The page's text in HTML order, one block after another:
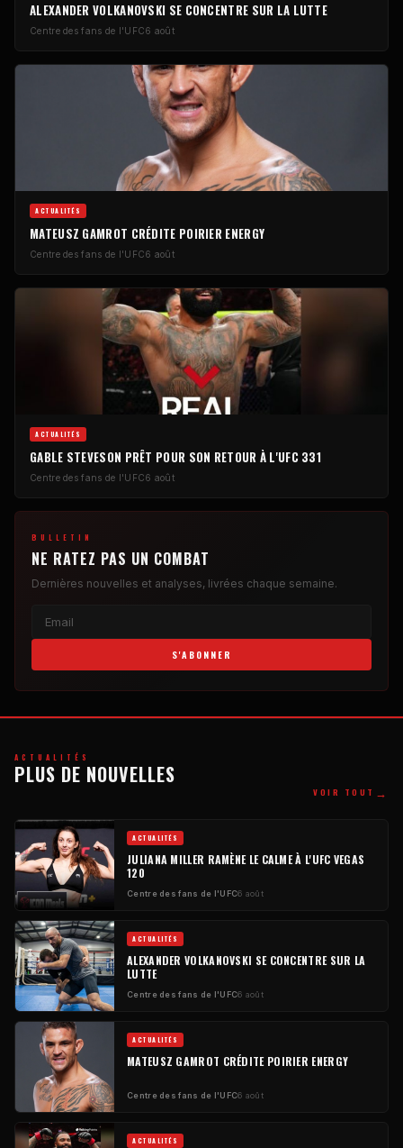
ALEXANDER VOLKANOVSKI SE CONCENTRE SUR LA LUTTE
Centre des fans de l'UFC6 août
ACTUALITÉS
MATEUSZ GAMROT CRÉDITE POIRIER ENERGY
Centre des fans de l'UFC6 août
ACTUALITÉS
GABLE STEVESON PRÊT POUR SON RETOUR À L'UFC 331
Centre des fans de l'UFC6 août
BULLETIN
NE RATEZ PAS UN COMBAT
Dernières nouvelles et analyses, livrées chaque semaine.
S'ABONNER
ACTUALITÉS
PLUS DE NOUVELLES
VOIR TOUT →
ACTUALITÉS
JULIANA MILLER RAMÈNE LE CALME À L'UFC VEGAS
120
Centre des fans de l'UFC6 août
ACTUALITÉS
ALEXANDER VOLKANOVSKI SE CONCENTRE SUR LA
LUTTE
Centre des fans de l'UFC6 août
ACTUALITÉS
MATEUSZ GAMROT CRÉDITE POIRIER ENERGY
Centre des fans de l'UFC6 août
ACTUALITÉS